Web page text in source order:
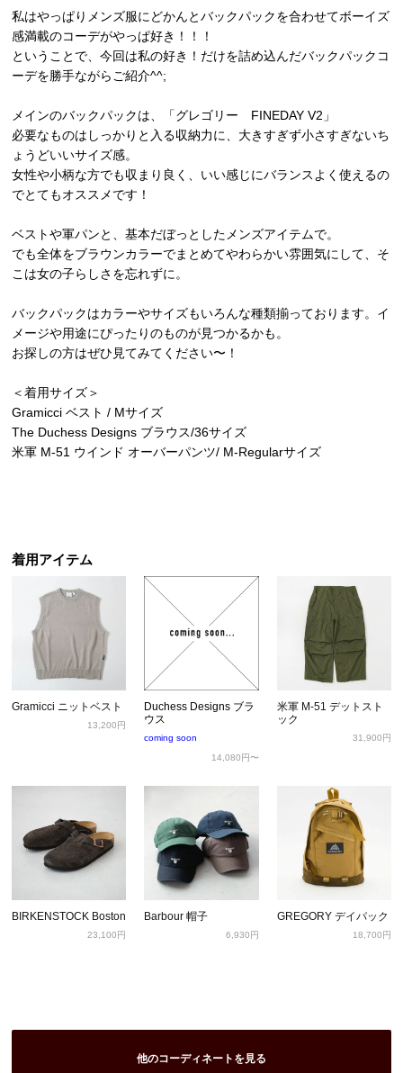
私はやっぱりメンズ服にどかんとバックパックを合わせてボーイズ
感満載のコーデがやっぱ好き！！！
ということで、今回は私の好き！だけを詰め込んだバックパックコ
ーデを勝手ながらご紹介^^;
メインのバックパックは、「グレゴリー FINEDAY V2」
必要なものはしっかりと入る収納力に、大きすぎず小さすぎないち
ょうどいいサイズ感。
女性や小柄な方でも収まり良く、いい感じにバランスよく使えるの
でとてもオススメです！
ベストや軍パンと、基本だぼっとしたメンズアイテムで。
でも全体をブラウンカラーでまとめてやわらかい雰囲気にして、そ
こは女の子らしさを忘れずに。
バックパックはカラーやサイズもいろんな種類揃っております。イ
メージや用途にぴったりのものが見つかるかも。
お探しの方はぜひ見てみてください〜！
＜着用サイズ＞
Gramicci ベスト / Mサイズ
The Duchess Designs ブラウス/36サイズ
米軍 M-51 ウインド オーバーパンツ/ M-Regularサイズ
着用アイテム
Gramicci ニットベスト
13,200円
Duchess Designs ブラ
ウス
coming soon
14,080円〜
米軍 M-51 デットスト
ック
31,900円
BIRKENSTOCK Boston
23,100円
Barbour 帽子
6,930円
GREGORY デイパック
18,700円
他のコーディネートを見る